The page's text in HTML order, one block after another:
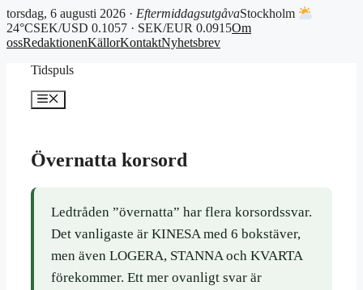
torsdag, 6 augusti 2026 · EftermiddagsutgåvaStockholm
24°CSEK/USD 0.1057 · SEK/EUR 0.0915Om
ossRedaktionenKällorKontaktNyhetsbrev
Tidspuls
Meny
Övernatta korsord
Ledtråden ”övernatta” har flera korsordssvar.
Det vanligaste är KINESA med 6 bokstäver,
men även LOGERA, STANNA och KVARTA
förekommer. Ett mer ovanligt svar är